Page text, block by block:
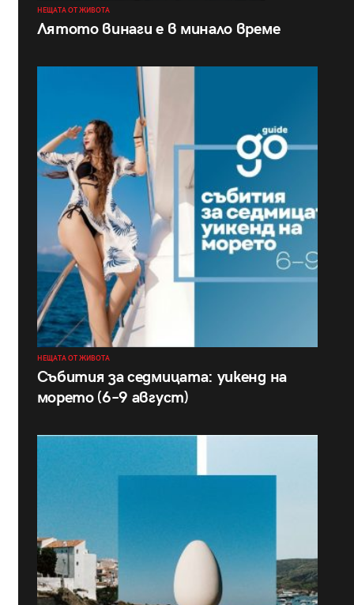
НЕЩАТА ОТ ЖИВОТА
Лятото винаги е в минало време
НЕЩАТА ОТ ЖИВОТА
Събития за седмицата: уикенд на
морето (6–9 август)